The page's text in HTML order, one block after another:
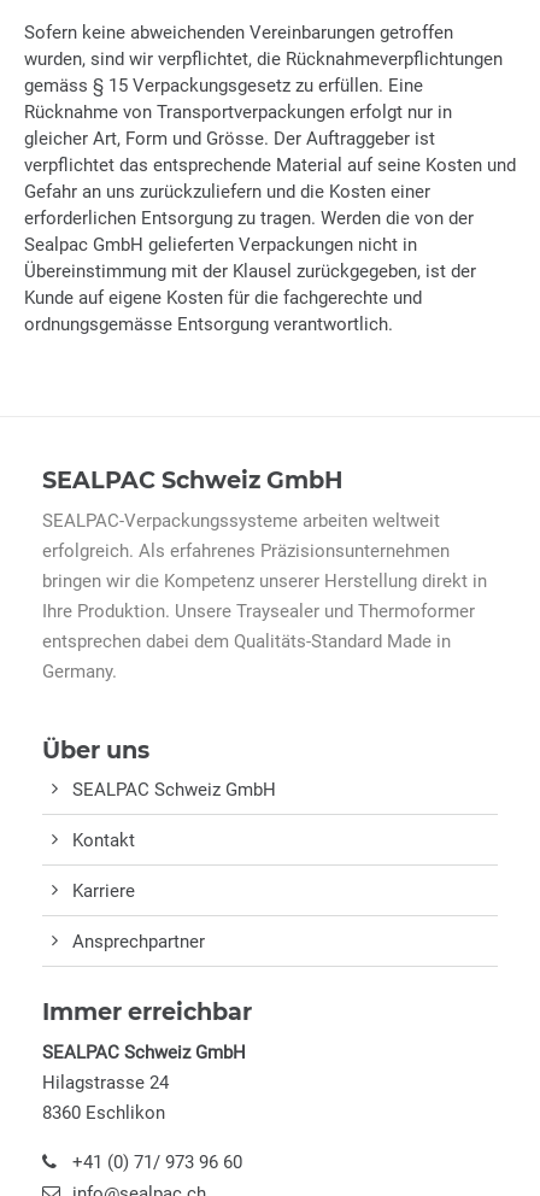
Sofern keine abweichenden Vereinbarungen getroffen
wurden, sind wir verpflichtet, die Rücknahmeverpflichtungen
gemäss § 15 Verpackungsgesetz zu erfüllen. Eine
Rücknahme von Transportverpackungen erfolgt nur in
gleicher Art, Form und Grösse. Der Auftraggeber ist
verpflichtet das entsprechende Material auf seine Kosten und
Gefahr an uns zurückzuliefern und die Kosten einer
erforderlichen Entsorgung zu tragen. Werden die von der
Sealpac GmbH gelieferten Verpackungen nicht in
Übereinstimmung mit der Klausel zurückgegeben, ist der
Kunde auf eigene Kosten für die fachgerechte und
ordnungsgemässe Entsorgung verantwortlich.
SEALPAC Schweiz GmbH
SEALPAC-Verpackungssysteme arbeiten weltweit
erfolgreich. Als erfahrenes Präzisionsunternehmen
bringen wir die Kompetenz unserer Herstellung direkt in
Ihre Produktion. Unsere Traysealer und Thermoformer
entsprechen dabei dem Qualitäts-Standard Made in
Germany.
Über uns
SEALPAC Schweiz GmbH
Kontakt
Karriere
Ansprechpartner
Immer erreichbar
SEALPAC Schweiz GmbH
Hilagstrasse 24
8360 Eschlikon
+41 (0) 71/ 973 96 60